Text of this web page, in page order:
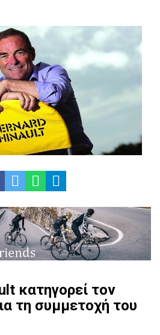
κατηγορεί τον
τη συμμετοχή του